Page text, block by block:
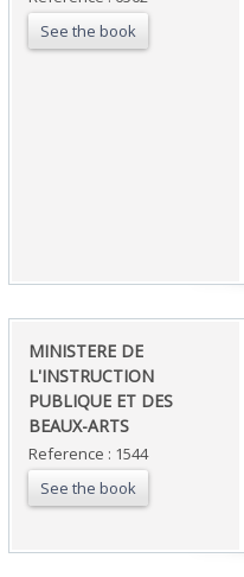
See the book
‎MINISTERE DE
L'INSTRUCTION
PUBLIQUE ET DES
BEAUX-ARTS‎
Reference : 1544
See the book